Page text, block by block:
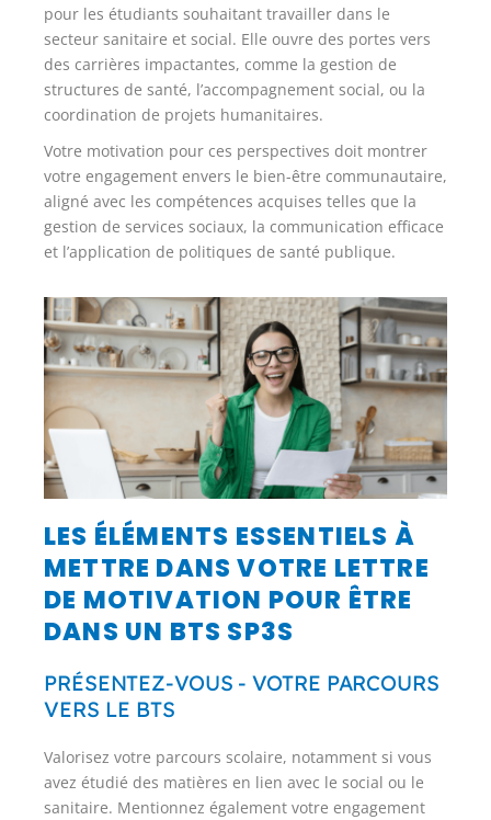
pour les étudiants souhaitant travailler dans le
secteur sanitaire et social. Elle ouvre des portes vers
des carrières impactantes, comme la gestion de
structures de santé, l’accompagnement social, ou la
coordination de projets humanitaires.
Votre motivation pour ces perspectives doit montrer
votre engagement envers le bien-être communautaire,
aligné avec les compétences acquises telles que la
gestion de services sociaux, la communication efficace
et l’application de politiques de santé publique.
LES ÉLÉMENTS ESSENTIELS À
METTRE DANS VOTRE LETTRE
DE MOTIVATION POUR ÊTRE
DANS UN BTS SP3S
PRÉSENTEZ-VOUS - VOTRE PARCOURS
VERS LE BTS​
Valorisez votre parcours scolaire, notamment si vous
avez étudié des matières en lien avec le social ou le
sanitaire. Mentionnez également votre engagement